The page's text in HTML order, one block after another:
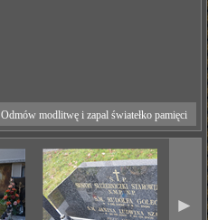
Odmów modlitwę i zapal światełko pamięci
►